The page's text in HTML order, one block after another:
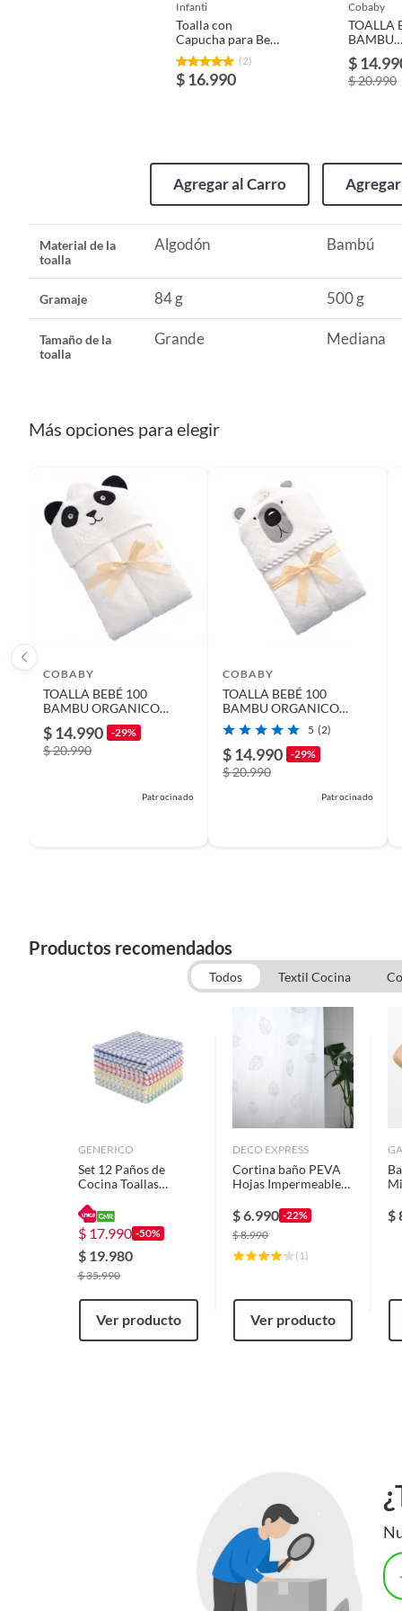
Grande
Toalla
Dimensiones
Gramaje 84 g
Garantía
infanti
Toalla con
Capucha para Bebé
INFANTI Panda
(2)
$ 16.990
Agregar al Carro
cobaby
TOALLA
BAMBU
PANDA
$
$ 20.990
Material de la
toalla
Algodón Bambú
Gramaje 84 g 500 g
Tamaño de la
toalla
Grande Mediana
Más opciones para elegir
COBABY
TOALLA BEBÉ 100
BAMBU ORGANICO
90X90 PANDA
$ 14.990 -29%
$ 20.990
Patrocinado
COBABY
TOALLA BEBÉ 100
BAMBU ORGANICO
90X90 BIG B
5 (2)
$ 14.990 -29%
$ 20.990
Patrocinado
Productos recomendados
Todos Textil Cocina
GENERICO
Set 12 Paños de
Cocina Toallas
60x40 cm
$ 17.990 -50%
$ 19.980
$35.990
Ver producto
DECO EXPRESS
Cortina baño PEVA
Hojas Impermeable
$6.990 -22%
$8.990
( 1)
Ver producto
$